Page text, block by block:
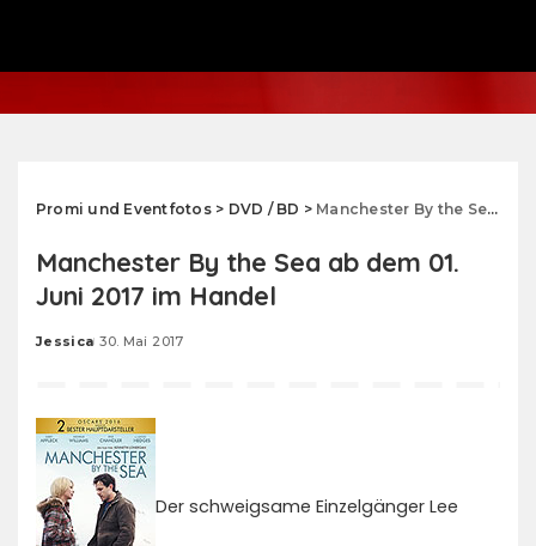
Promi und Eventfotos> DVD / BD > Manchester By the Sea ab dem 01. Juni 2017 im Handel
Manchester By the Sea ab dem 01.
Juni 2017 im Handel
Posted
Jessica 30. Mai 2017
Der schweigsame Einzelgänger Lee